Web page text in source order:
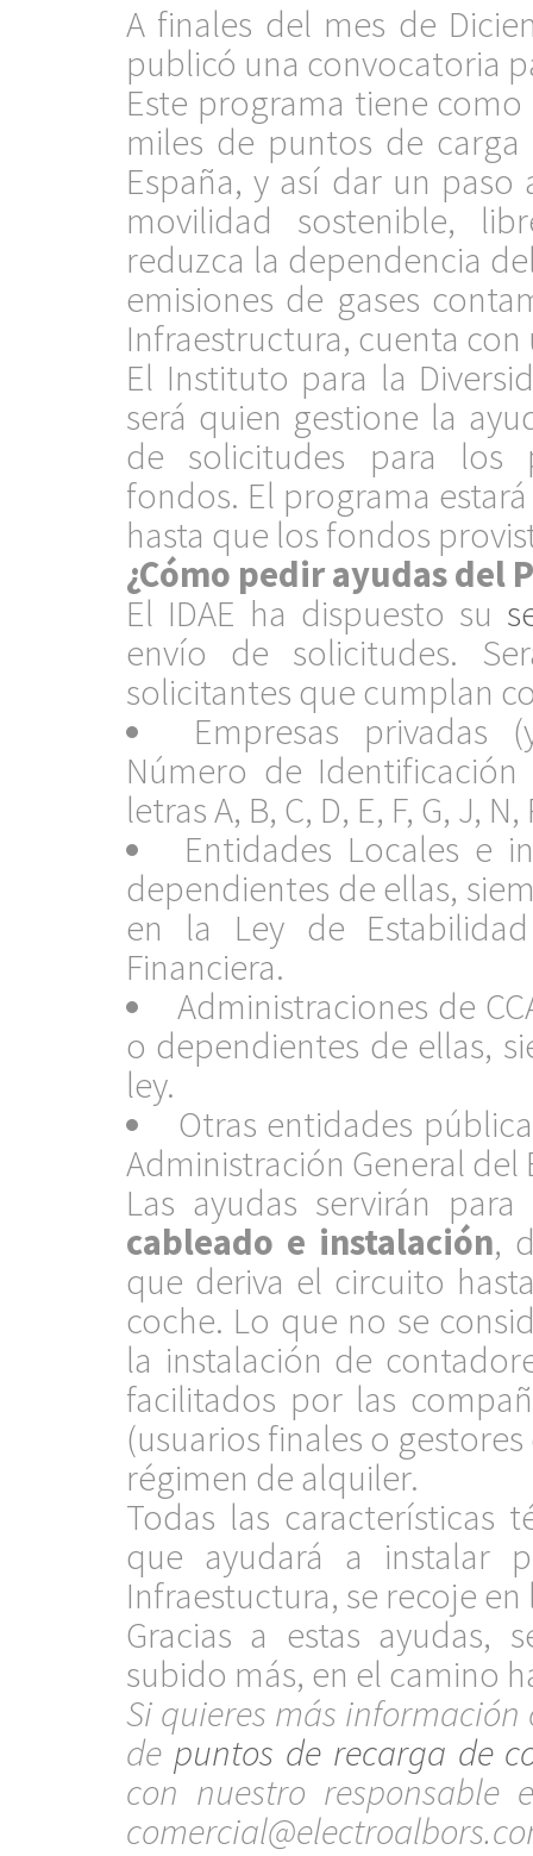
A finales del mes de
publicó una convocatoria
Este programa tiene
miles de puntos de
España, y así dar un
movilidad sostenible,
reduzca la dependencia
emisiones de gases
Infraestructura, cuenta
El Instituto para la
será quien gestione la
de solicitudes para los
fondos. El programa
hasta que los fondos
¿Cómo pedir ayudas del
El IDAE ha dispuesto su
envío de solicitudes.
solicitantes que cumplan
Empresas privadas
Número de
letras A, B, C, D, E, F, G, J, N,
Entidades Locales e
dependientes de ellas,
en la Ley de
Financiera.
Administraciones de
o dependientes de ellas,
ley.
Otras entidades
Administración General del
Las ayudas servirán para
cableado e instalación,
que deriva el circuito
coche. Lo que no se
la instalación de
facilitados por las
(usuarios finales o
régimen de alquiler.
Todas las características
que ayudará a instalar
Infraestuctura, se recoje
Gracias a estas ayudas,
subido más, en el camino
Si quieres más
de puntos de recarga de
con nuestro responsable